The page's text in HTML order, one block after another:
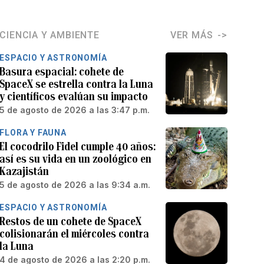
CIENCIA Y AMBIENTE VER MÁS
ESPACIO Y ASTRONOMÍA
Basura espacial: cohete de
SpaceX se estrella contra la Luna
y científicos evalúan su impacto
5 de agosto de 2026 a las 3:47 p.m.
FLORA Y FAUNA
El cocodrilo Fidel cumple 40 años:
así es su vida en un zoológico en
Kazajistán
5 de agosto de 2026 a las 9:34 a.m.
ESPACIO Y ASTRONOMÍA
Restos de un cohete de SpaceX
colisionarán el miércoles contra
la Luna
4 de agosto de 2026 a las 2:20 p.m.